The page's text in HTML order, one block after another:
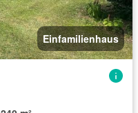
Einfamilienhaus